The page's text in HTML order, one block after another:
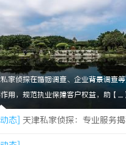
家侦探在婚姻调查、企业背景调查
用，规范执业保障客户权益，助【....】
态] 天津私家侦探：专业服务